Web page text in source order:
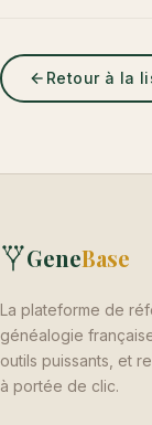
Retour à la
GeneBase
La plateforme de
généalogie
outils puissants, et
à portée de clic.